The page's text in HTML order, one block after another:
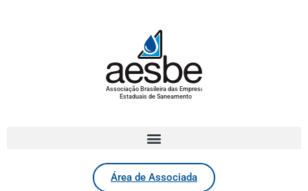
Associação Brasileira das Empresas
Estaduais de Saneamento
Área de Associada